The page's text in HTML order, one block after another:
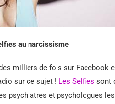
au narcissisme
milliers de fois sur Facebook
sur ce sujet ! Les Selfies sont
psychiatres et psychologues